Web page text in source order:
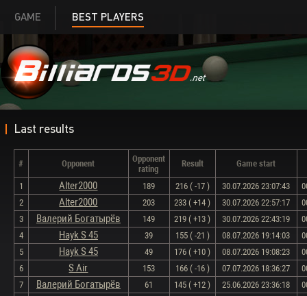
GAME BEST PLAYERS
Last results
# Opponent
Opponent
rating
Result Game start
1 Alter2000 189 216 ( -17 ) 30.07.2026 23:07:43
2
Alter2000 203 233 ( +14 ) 30.07.2026 22:57:17
3
Валерий Богатырёв 149 219 ( +13 ) 30.07.2026 22:43:19
4
Hayk S 45 39 155 ( -21 ) 08.07.2026 19:14:03
5
Hayk S 45 49 176 ( +10 ) 08.07.2026 19:08:23
6
S Air 153 166 ( -16 ) 07.07.2026 18:36:27
7
Валерий Богатырёв 61 145 ( +12 ) 25.06.2026 23:36:18